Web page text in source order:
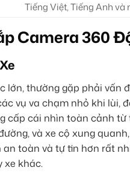
Tiếng Việt, Tiếng Anh và
Camera 360
lớn, thường gặp phải vấn
vụ va chạm nhỏ khi lùi,
cấp cái nhìn toàn cảnh
và xe cộ xung
toàn và tự tin hơn rất
xe khác.